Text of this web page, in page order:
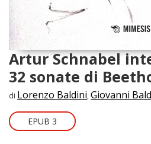
Artur Schnabel
32 sonate di
di Lorenzo Baldini, Giovanni
EPUB 3